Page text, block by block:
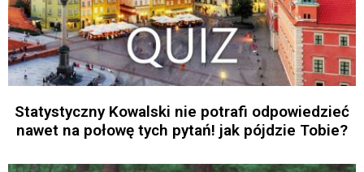
Statystyczny Kowalski nie potrafi odpowiedzieć
nawet na połowę tych pytań! jak pójdzie Tobie?